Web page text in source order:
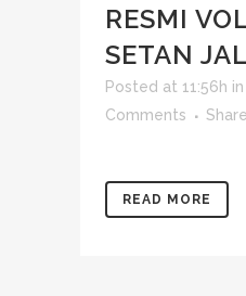
RESMI
SETAN
Posted at 11:56h in
Comments
Share
READ MORE